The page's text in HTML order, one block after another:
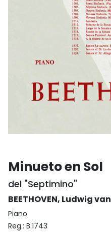
Minueto en Sol
del "Septimino"
BEETHOVEN, Ludwig van
Piano
Reg.: B.1743